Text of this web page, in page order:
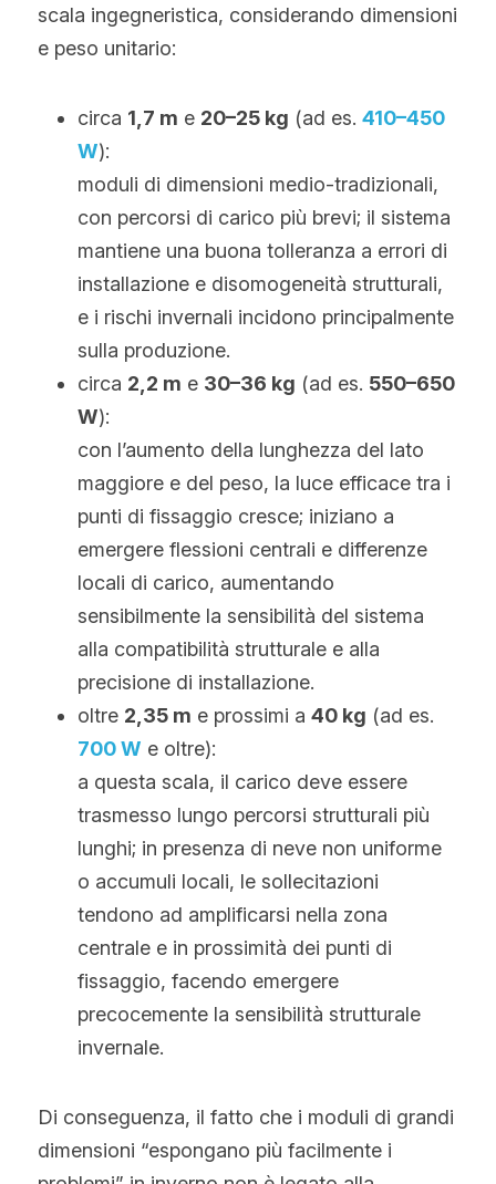
scala ingegneristica, considerando dimensioni
e peso unitario:
circa 1,7 m e 20–25 kg (ad es. 410–450
W):
moduli di dimensioni medio-tradizionali,
con percorsi di carico più brevi; il sistema
mantiene una buona tolleranza a errori di
installazione e disomogeneità strutturali,
e i rischi invernali incidono principalmente
sulla produzione.
circa 2,2 m e 30–36 kg (ad es. 550–650
W):
con l’aumento della lunghezza del lato
maggiore e del peso, la luce efficace tra i
punti di fissaggio cresce; iniziano a
emergere flessioni centrali e differenze
locali di carico, aumentando
sensibilmente la sensibilità del sistema
alla compatibilità strutturale e alla
precisione di installazione.
oltre 2,35 m e prossimi a 40 kg
700 W e oltre):
a questa scala, il carico deve essere
trasmesso lungo percorsi strutturali più
lunghi; in presenza di neve non uniforme
o accumuli locali, le sollecitazioni
tendono ad amplificarsi nella zona
centrale e in prossimità dei punti di
fissaggio, facendo emergere
precocemente la sensibilità strutturale
invernale.
Di conseguenza, il fatto che i moduli di grandi
dimensioni “espongano più facilmente i